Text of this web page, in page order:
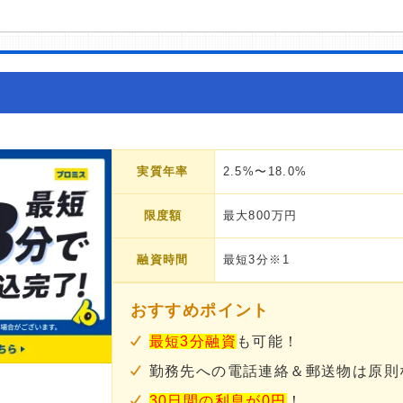
実質年率 2.5%〜18.0%
限度額 最大800万円
融資時間 最短3分※1
おすすめポイント
最短3分融資 も可能！
勤務先への電話連絡＆郵送物は原則